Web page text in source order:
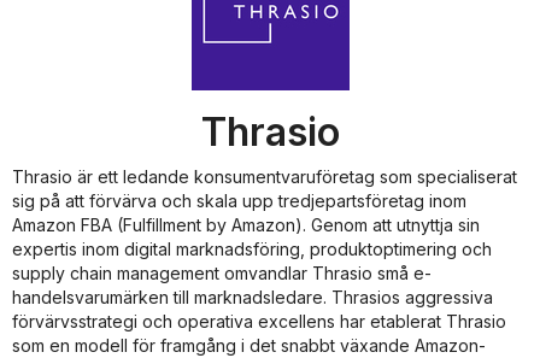
Thrasio
Thrasio är ett ledande konsumentvaruföretag som specialiserat
sig på att förvärva och skala upp tredjepartsföretag inom
Amazon FBA (Fulfillment by Amazon). Genom att utnyttja sin
expertis inom digital marknadsföring, produktoptimering och
supply chain management omvandlar Thrasio små e-
handelsvarumärken till marknadsledare. Thrasios aggressiva
förvärvsstrategi och operativa excellens har etablerat Thrasio
som en modell för framgång i det snabbt växande Amazon-